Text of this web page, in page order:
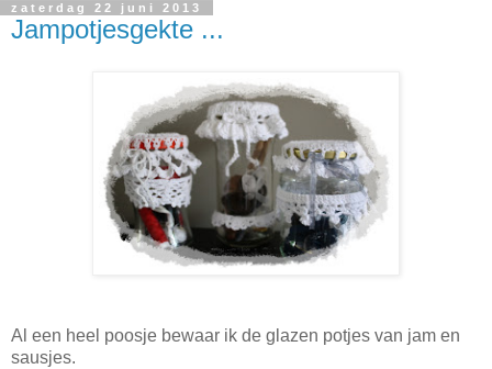
zaterdag 22 juni 2013
Jampotjesgekte ...
Al een heel poosje bewaar ik de glazen potjes van jam en
sausjes.